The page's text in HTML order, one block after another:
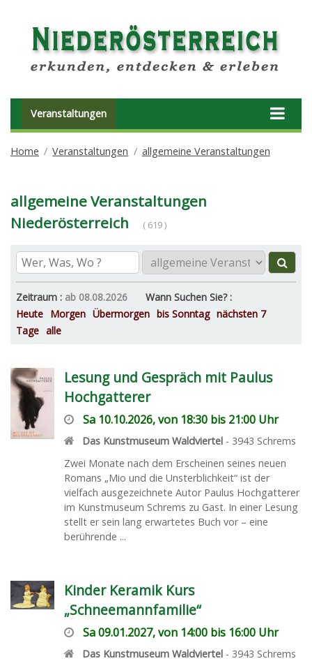
Veranstaltungen
Home Veranstaltungen allgemeine Veranstaltungen
allgemeine Veranstaltungen
Niederösterreich
( 619 )
Zeitraum : ab 08.08.2026
Wann Suchen Sie? :
Heute Morgen Übermorgen bis Sonntag nächsten 7
Tage alle
Lesung und Gespräch mit Paulus
Hochgatterer
Sa 10.10.2026, von 18:30 bis 21:00 Uhr
Das Kunstmuseum Waldviertel - 3943 Schrems
Zwei Monate nach dem Erscheinen seines neuen
Romans „Mio und die Unsterblichkeit“ ist der
vielfach ausgezeichnete Autor Paulus Hochgatterer
im Kunstmuseum Schrems zu Gast. In einer Lesung
stellt er sein lang erwartetes Buch vor – eine
berührende ...
Kinder Keramik Kurs
„Schneemannfamilie“
Sa 09.01.2027, von 14:00 bis 16:00 Uhr
Das Kunstmuseum Waldviertel - 3943 Schrems